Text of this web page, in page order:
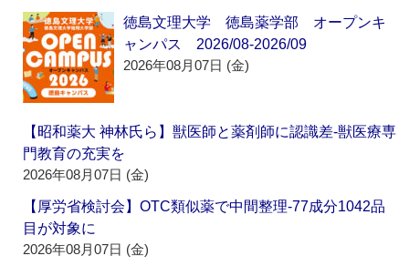
徳島文理大学 徳島薬学部 オープンキ
ャンパス 2026/08-2026/09
2026年08月07日 (金)
【昭和薬大 神林氏ら】獣医師と薬剤師に認識差‐獣医療専
門教育の充実を
2026年08月07日 (金)
【厚労省検討会】OTC類似薬で中間整理‐77成分1042品
目が対象に
2026年08月07日 (金)